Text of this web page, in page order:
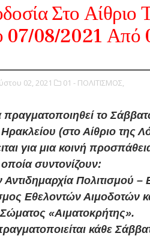
Στο Αίθριο
07/08/2021 Από
02, 2021 01 - ΠΟΛΙΤΙΣΜΟΣ,
πραγματοποιηθεί το
(στο Αίθριο της
για μια κοινή
συντονίζουν:
Πολιτισμού –
Εθελοντών Αιμοδοτών
«Αιματοκρήτης».
κάθε